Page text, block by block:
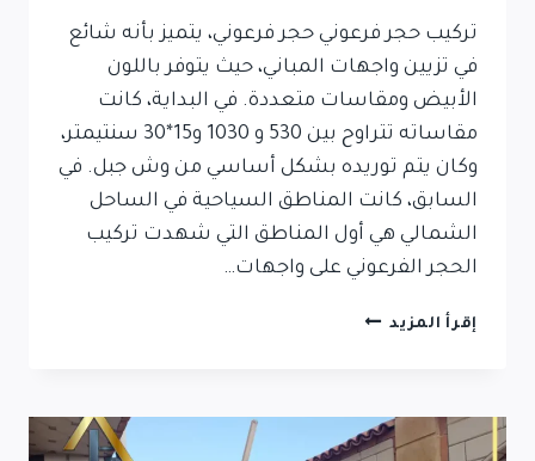
تركيب حجر فرعوني حجر فرعوني، يتميز بأنه شائع
في تزيين واجهات المباني، حيث يتوفر باللون
الأبيض ومقاسات متعددة. في البداية، كانت
مقاساته تتراوح بين 530 و 1030 و15*30 سنتيمتر،
وكان يتم توريده بشكل أساسي من وش جبل. في
السابق، كانت المناطق السياحية في الساحل
الشمالي هي أول المناطق التي شهدت تركيب
الحجر الفرعوني على واجهات…
إقرأ المزيد حجر